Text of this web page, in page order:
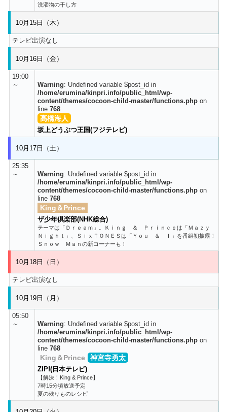
洗濯物の干し方
10月15日（木）
テレビ出演なし
10月16日（金）
19:00
～
Warning: Undefined variable $post_id in
/home/erumina/kinpri.info/public_html/wp-
content/themes/cocoon-child-master/functions.php on
line 768
髙橋海人
坂上どうぶつ王国(フジテレビ)
10月17日（土）
25:35
～
Warning: Undefined variable $post_id in
/home/erumina/kinpri.info/public_html/wp-
content/themes/cocoon-child-master/functions.php on
line 768
King＆Prince
ザ少年倶楽部(NHK総合)
テーマは「Ｄｒｅａｍ」。Ｋｉｎｇ ＆ Ｐｒｉｎｃｅは「Ｍａｚｙ
Ｎｉｇｈｔ」、ＳｉｘＴＯＮＥＳは「Ｙｏｕ ＆ Ｉ」を番組初披露！
Ｓｎｏｗ Ｍａｎの新コーナーも！
10月18日（日）
テレビ出演なし
10月19日（月）
05:50
～
Warning: Undefined variable $post_id in
/home/erumina/kinpri.info/public_html/wp-
content/themes/cocoon-child-master/functions.php on
line 768
King＆Prince 神宮寺勇太
ZIP!(日本テレビ)
【解決！King & Prince】
7時15分頃放送予定
夏の残りものレシピ